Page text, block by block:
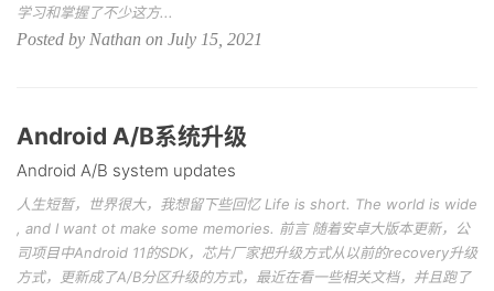
学习和掌握了不少这方...
Posted by Nathan on July 15, 2021
Android A/B系统升级
Android A/B system updates
人生短暂，世界很大，我想留下些回忆 Life is short. The world is wide
, and I want ot make some memories. 前言 随着安卓大版本更新，公
司项目中Android 11的SDK，芯片厂家把升级方式从以前的recovery升级
方式，更新成了A/B分区升级的方式，最近在看一些相关文档，并且跑了